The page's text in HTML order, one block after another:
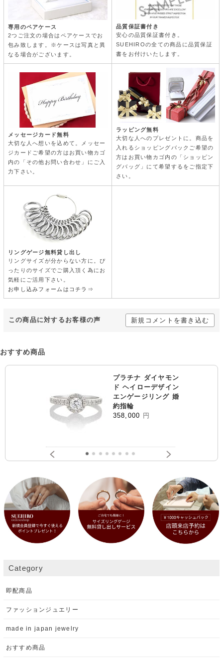
専用のペアケース
2つご注文の場合はペアケースでお
包み致します。※ケースは写真と異
なる場合がございます。
品質保証書付き
安心の品質保証書付き。
SUEHIROの全ての商品に品質保証
書をお付けいたします。
メッセージカード無料
大切な人へ想いを込めて。メッセー
ジカードご希望の方はお買い物カゴ
内の「その他お問い合わせ」にご入
力下さい。
ラッピング無料
大切な人へのプレゼントに。商品を
入れるショッピングバックご希望の
方はお買い物カゴ内の「ショッピン
グバッグ」にて希望するをご指定下
さい。
リングゲージ無料貸し出し
リングサイズが分からない方に。ぴ
ったりのサイズでご購入頂く為にお
気軽にご活用下さい。
お申し込みフォームはコチラ⇒
この商品に対するお客様の声 新規コメントを書き込む
おすすめ商品
プラチナ ダイヤモン
ド ヘイローデザイン
エンゲージリング 婚
約指輪
358,000 円
Category
即配商品
ファッションジュエリー
made in japan jewelry
おすすめ商品